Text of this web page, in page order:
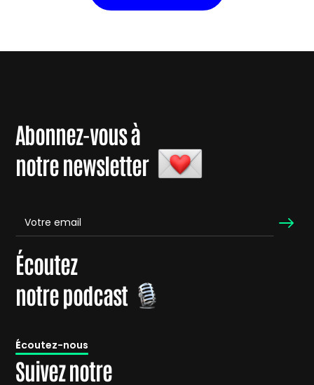
Abonnez-vous à
notre newsletter
Écoutez
notre podcast
Écoutez-nous
Suivez notre